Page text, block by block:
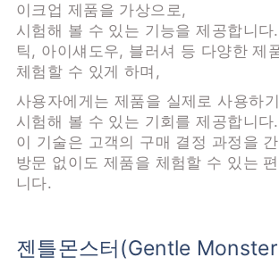
이크업 제품을 가상으로,
시험해 볼 수 있는 기능을 제공합니
틱, 아이섀도우, 블러셔 등 다양한 제
체험할 수 있게 하며,
사용자에게는 제품을 실제로 사용하
시험해 볼 수 있는 기회를 제공합니다.
이 기술은 고객의 구매 결정 과정을
방문 없이도 제품을 체험할 수 있는
니다.
젠틀몬스터(Gentle